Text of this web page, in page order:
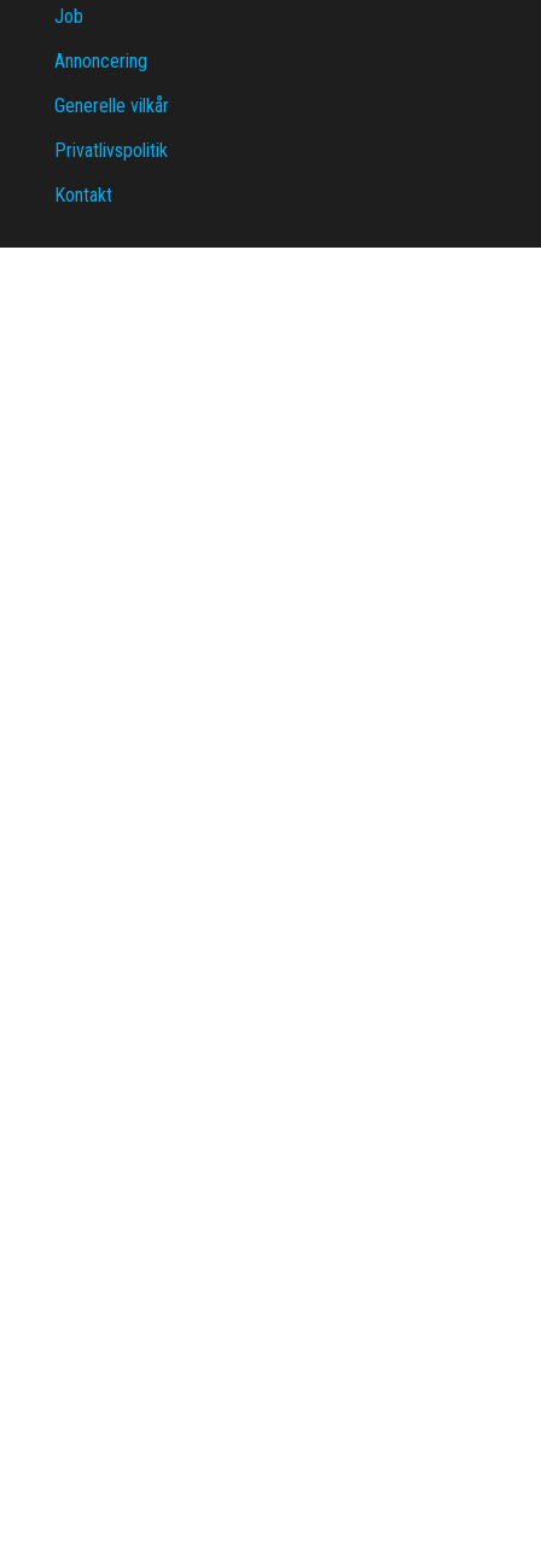
Job
Annoncering
Generelle vilkår
Privatlivspolitik
Kontakt